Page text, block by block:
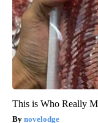
This is Who Really
novelodge